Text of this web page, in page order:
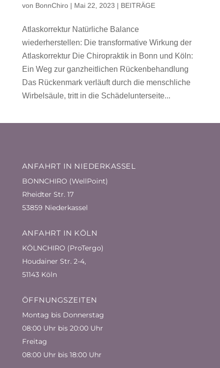
von BonnChiro| Mai 22, 2023 | BEITRÄGE
Atlaskorrektur Natürliche Balance
wiederherstellen: Die transformative Wirkung der
Atlaskorrektur Die Chiropraktik in Bonn und Köln:
Ein Weg zur ganzheitlichen Rückenbehandlung
Das Rückenmark verläuft durch die menschliche
Wirbelsäule, tritt in die Schädelunterseite...
ANFAHRT IN NIEDERKASSEL
BONNCHIRO (WellPoint)
Rheidter Str. 17
53859 Niederkassel
ANFAHRT IN KÖLN
KÖLNCHIRO (ProTergo)
Houdainer Str. 2-4,
51143 Köln
ÖFFNUNGSZEITEN
Montag bis Donnerstag
08:00 Uhr bis 20:00 Uhr
Freitag
08:00 Uhr bis 18:00 Uhr